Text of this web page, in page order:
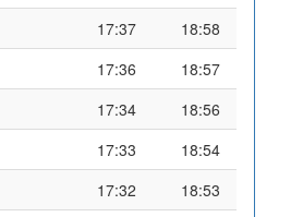
17:37
18:58
17:36
18:57
17:34
18:56
17:33
18:54
17:32
18:53